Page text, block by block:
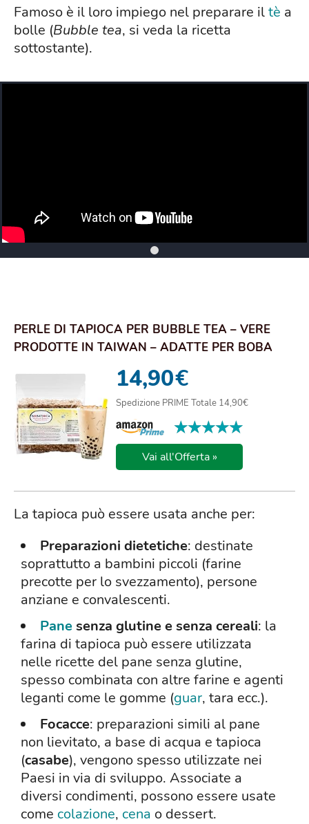
Famoso è il loro impiego nel preparare iltè a
bolle (Bubble tea, si veda la ricetta
sottostante).
PERLE DI TAPIOCA PER BUBBLE TEA – VERE
PRODOTTE IN TAIWAN – ADATTE PER BOBA
14,90€
Spedizione PRIME Totale 14,90€
★★★★★
★★★★★
Vai all'Offerta »
La tapioca può essere usata anche per:
Preparazioni dietetiche: destinate
soprattutto a bambini piccoli (farine
precotte per lo svezzamento), persone
anziane e convalescenti.
Panesenza glutine e senza cereali: la
farina di tapioca può essere utilizzata
nelle ricette del pane senza glutine,
spesso combinata con altre farine e agenti
leganti come le gomme (guar, tara ecc.).
Focacce: preparazioni simili al pane
non lievitato, a base di acqua e tapioca
(casabe), vengono spesso utilizzate nei
Paesi in via di sviluppo. Associate a
diversi condimenti, possono essere usate
come colazione, cena o dessert.